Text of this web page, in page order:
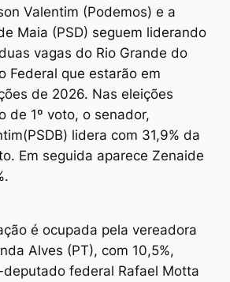
Valentim (Podemos) e a
Maia (PSD) seguem liderando
vagas do Rio Grande do
Federal que estarão em
de 2026. Nas eleições
de 1º voto, o senador,
lidera com 31,9% da
Em seguida aparece Zenaide
é ocupada pela vereadora
Alves (PT), com 10,5%,
federal Rafael Motta